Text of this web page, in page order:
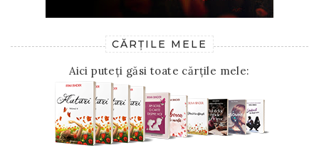
CĂRȚILE MELE
Aici puteți găsi toate cărțile mele: